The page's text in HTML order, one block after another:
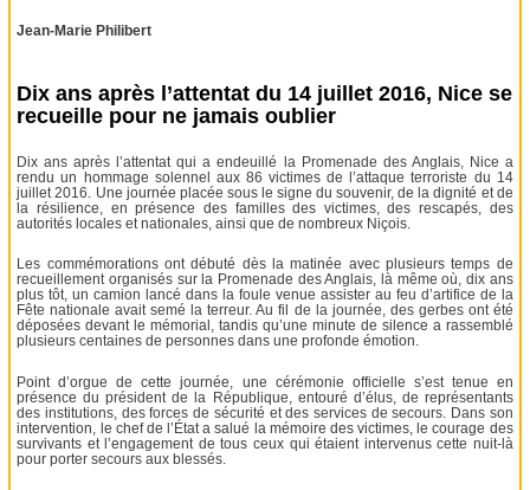
Jean-Marie Philibert
Dix ans après l’attentat du 14 juillet 2016, Nice se
recueille pour ne jamais oublier
Dix ans après l’attentat qui a endeuillé la Promenade des Anglais, Nice a
rendu un hommage solennel aux 86 victimes de l’attaque terroriste du 14
juillet 2016. Une journée placée sous le signe du souvenir, de la dignité et de
la résilience, en présence des familles des victimes, des rescapés, des
autorités locales et nationales, ainsi que de nombreux Niçois.
Les commémorations ont débuté dès la matinée avec plusieurs temps de
recueillement organisés sur la Promenade des Anglais, là même où, dix ans
plus tôt, un camion lancé dans la foule venue assister au feu d’artifice de la
Fête nationale avait semé la terreur. Au fil de la journée, des gerbes ont été
déposées devant le mémorial, tandis qu’une minute de silence a rassemblé
plusieurs centaines de personnes dans une profonde émotion.
Point d’orgue de cette journée, une cérémonie officielle s’est tenue en
présence du président de la République, entouré d’élus, de représentants
des institutions, des forces de sécurité et des services de secours. Dans son
intervention, le chef de l’État a salué la mémoire des victimes, le courage des
survivants et l’engagement de tous ceux qui étaient intervenus cette nuit-là
pour porter secours aux blessés.